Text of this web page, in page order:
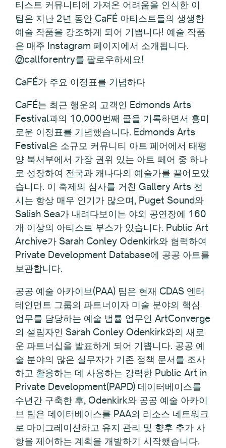
티스트 커뮤니티에 가져온 어려움을 인식한 이
팀은 지난 2년 동안 CaFÉ 아티스트들의 생생한
예술 작품을 강조하게 되어 기쁩니다! 예술 작품
은 매주 Instagram 페이지에서 소개됩니다.
@callforentry를 팔로우하세요!
CaFÉ가 주요 이정표를 기념하다
CaFÉ는 최근 행운의 고객인 Edmonds Arts
Festival과의 10,000번째 콜을 기록하면서 흥미
로운 이정표를 기념했습니다. Edmonds Arts
Festival은 소규모 커뮤니티 아트 페어에서 태평
양 북서부에서 가장 권위 있는 아트 페어 중 하나
로 성장하여 전국과 캐나다의 예술가를 끌어모았
습니다. 이 축제의 심사를 거친 Gallery Arts 전
시는 항상 매우 인기가 많으며, Puget Sound와
Salish Sea가 내려다보이는 야외 공연장에 160
개 이상의 아티스트 부스가 있습니다. Public Art
Archive가 Sarah Conley Odenkirk와 협력하여
Private Development Database에 공공 아트를
보관합니다.
공공 예술 아카이브(PAA) 팀은 현재 CDAS 엔터
테인먼트 그룹의 파트너이자 미술 분야의 핵심
업무를 담당하는 예술 법률 업무인 ArtConverge
의 설립자인 Sarah Conley Odenkirk와의 새로
운 파트너십을 발표하게 되어 기쁩니다. 공공 예
술 분야의 많은 실무자가 기존 정책 문서를 조사
하고 활용하는 데 사용하는 강력한 Public Art in
Private Development(PAPD) 데이터베이스를
수년간 구축한 후, Odenkirk와 공공 예술 아카이
브 팀은 데이터베이스를 PAA의 리소스 네트워크
로 마이그레이션하고 유지 관리 및 향후 추가 사
항을 제어하는 계획을 개발하기 시작했습니다.